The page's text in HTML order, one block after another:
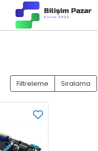
Filtreleme Sıralama